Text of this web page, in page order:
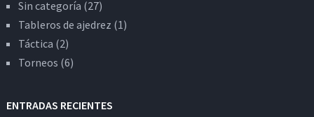
Sin categoría (27)
Tableros de ajedrez (1)
Táctica (2)
Torneos (6)
ENTRADAS RECIENTES